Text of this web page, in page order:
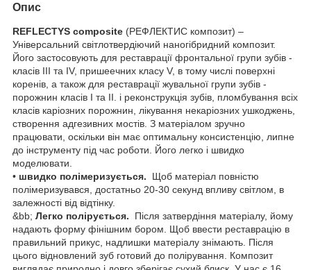
Опис
REFLECTYS composite (РЕФЛЕКТИС композит) –
Універсальний світлотвердіючий наногібридний композит.
Його застосовують для реставрації фронтальної групи зубів -
класів III та IV, пришеечних класу V, в тому числі поверхні
коренів, а також для реставрації жувальної групи зубів -
порожнин класів I та II. і реконструкція зубів, пломбування всіх
класів каріозних порожнин, лікування некаріозних ушкоджень,
створення адгезивних мостів. З матеріалом зручно
працювати, оскільки він має оптимальну консистенцію, липне
до інструменту під час роботи. Його легко і швидко
моделювати.
• швидко полімеризується. Щоб матеріал повністю
полімеризувався, достатньо 20-30 секунд впливу світлом, в
залежності від відтінку.
&bb; Легко полірується. Після затвердіння матеріалу, йому
надають форму фінішним бором. Щоб ввести реставрацію в
правильний прикус, надлишки матеріалу знімають. Після
цього відновлений зуб готовий до полірування. Композит